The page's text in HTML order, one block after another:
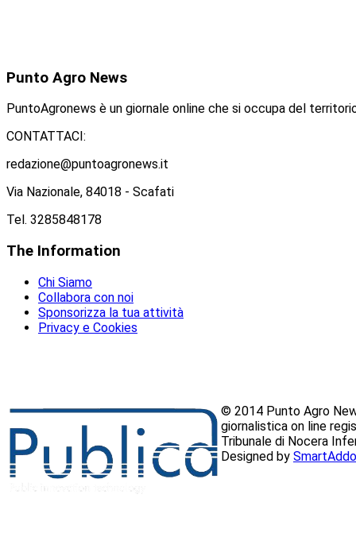
Punto Agro News
PuntoAgronews è un giornale online che si occupa del
CONTATTACI:
redazione@puntoagronews.it
Via Nazionale, 84018 - Scafati
Tel. 3285848178
The Information
Chi Siamo
Collabora con noi
Sponsorizza la tua attività
Privacy e Cookies
© 2014 Punto Agro
giornalistica on line
Tribunale di Nocera
Designed by